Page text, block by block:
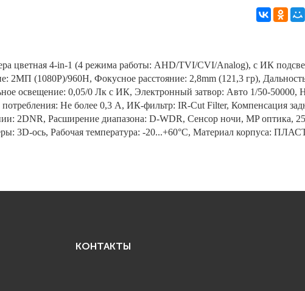
цветная 4-in-1 (4 режима работы: AHD/TVI/CVI/Analog), с ИК
2МП (1080P)/960H, Фокусное расстояние: 2,8mm (121,3 гр),
освещение: 0,05/0 Лк с ИК, Электронный затвор: Авто 1/50-50000,
Не более 0,3 А, ИК-фильтр: IR-Cut Filter, Компенсация
2DNR, Расширение диапазона: D-WDR, Сенсор ночи, MP оптика,
3D-ось, Рабочая температура: -20...+60°C, Материал корпуса:
КОНТАКТЫ